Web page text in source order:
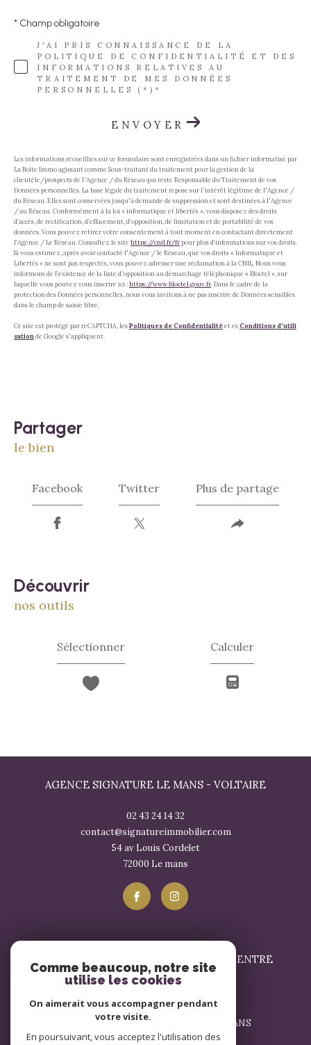
J'AI PRIS CONNAISSANCE DE LA
POLITIQUE DE CONFIDENTIALITÉ ET DES
INFORMATIONS RELATIVES AU
TRAITEMENT DE MES DONNÉES
PERSONNELLES (*)*
* Champ obligatoire
ENVOYER
Les informations recueillies sur ce formulaire sont enregistrées dans un fichier informatisé par
La Boite Immo agissant comme Sous-traitant du traitement pour la gestion de la
clientèle/prospects de l'Agence / du Réseau qui reste Responsable du Traitement de vos
Données personnelles. La base légale du traitement repose sur l'intérêt légitime de l'Agence /
du Réseau. Elles sont conservées jusqu'à demande de suppression et sont destinées à l'Agence
/ au Réseau. Conformément à la loi « informatique et libertés », vous disposez des droits
d’accès, de rectification, d’effacement, d’opposition, de limitation et de portabilité de vos
données. Vous pouvez retirer votre consentement à tout moment en contactant directement
l’Agence / Le Réseau. Consultez le site https://cnil.fr/frpour plus d’informations sur vos droits.
Si vous estimez, après avoir contacté l'Agence / le Réseau, que vos droits « Informatique et
Libertés » ne sont pas respectés, vous pouvez adresser une réclamation à la CNIL. Nous vous
informons de l’existence de la liste d'opposition au démarchage téléphonique « Bloctel », sur
laquelle vous pouvez vous inscrire ici :https://www.bloctel.gouv.fr . Dans le cadre de la
protection des Données personnelles, nous vous invitons à ne pas inscrire de Données sensibles
dans le champ de saisie libre.
Ce site est protégé par reCAPTCHA, lesPolitiques de Confidentialitéet esConditions d'utili
sation de Google s'appliquent.
partager
le bien
Facebook Twitter Plus de partage
découvrir
nos outils
Sélectionner Calculer
AGENCE SIGNATURE LE MANS - VOLTAIRE
02 43 24 14 32
contact@signatureimmobilier.com
54 av Louis Cordelet
72000
le mans
SIGNATURE IMMOBILIER LE MANS - CENTRE
contact@signatureimmobilier.com
1 Avenue du Général Leclerc 72000 LE MANS
72000
le mans
Comme beaucoup, notre site
utilise les cookies
On aimerait vous accompagner pendant
votre visite.
En poursuivant, vous acceptez l'utilisation des